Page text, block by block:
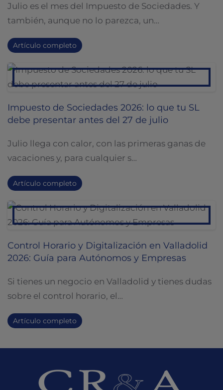
Julio es el mes del Impuesto de Sociedades. Y
también, aunque no lo parezca, un…
Artículo completo
Impuesto de Sociedades 2026: lo que tu SL
debe presentar antes del 27 de julio
Julio llega con calor, con las primeras ganas de
vacaciones y, para cualquier s…
Artículo completo
Control Horario y Digitalización en Valladolid
2026: Guía para Autónomos y Empresas
Si tienes un negocio en Valladolid y tienes dudas
sobre el control horario, el…
Artículo completo